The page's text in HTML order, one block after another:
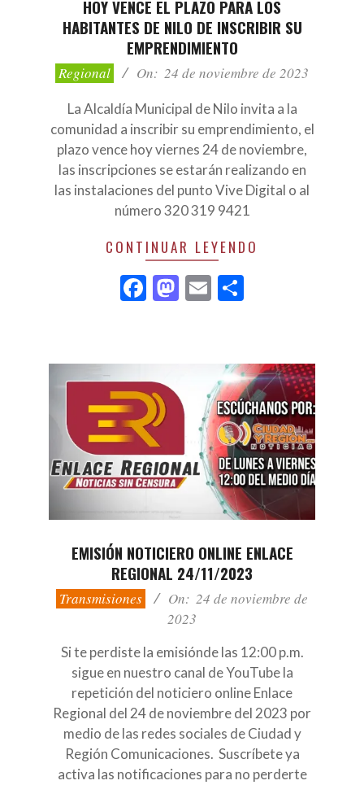
HOY VENCE EL PLAZO PARA LOS
HABITANTES DE NILO DE INSCRIBIR SU
EMPRENDIMIENTO
2023-
11-
Regional On: 24 de noviembre de 2023
La Alcaldía Municipal de Nilo invita a la
comunidad a inscribir su emprendimiento, el
plazo vence hoy viernes 24 de noviembre,
las inscripciones se estarán realizando en
las instalaciones del punto Vive Digital o al
número 320 319 9421
CONTINUAR LEYENDO
Facebook
Mastodon
Email
EMISIÓN NOTICIERO ONLINE ENLACE
REGIONAL 24/11/2023
2023-
11-
Transmisiones On: 24 de noviembre de
2023
Si te perdiste la emisiónde las 12:00 p.m.
sigue en nuestro canal de YouTube la
repetición del noticiero online Enlace
Regional del 24 de noviembre del 2023 por
medio de las redes sociales de Ciudad y
Región Comunicaciones. Suscríbete ya
activa las notificaciones para no perderte